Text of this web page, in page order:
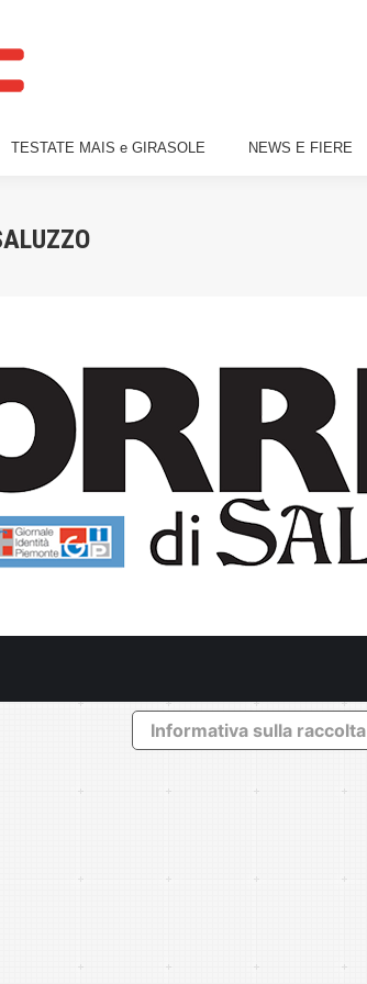
TESTATE MAIS e GIRASOLE NEWS E FIERE
OLIMAC
Informativa sulla raccolta